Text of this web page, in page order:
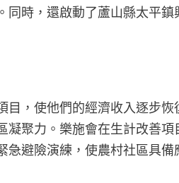
時，還啟動了蘆山縣太平
，使他們的經濟收入逐步
聚力。樂施會在生計改善
避險演練，使農村社區具備